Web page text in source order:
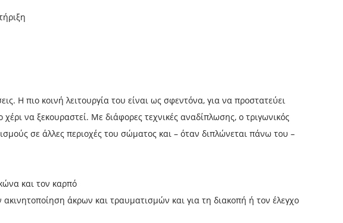
Η πιο κοινή λειτουργία του είναι ως σφεντόνα, για να προστατεύει
να ξεκουραστεί. Με διάφορες τεχνικές αναδίπλωσης, ο τριγωνικός
σε άλλες περιοχές του σώματος και – όταν διπλώνεται πάνω του –
και τον καρπό
ακινητοποίηση άκρων και τραυματισμών και για τη διακοπή ή τον έλεγχο